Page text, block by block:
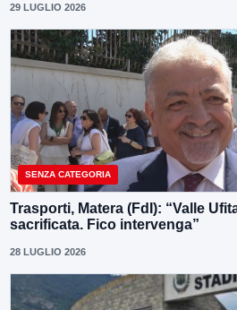
29 LUGLIO 2026
SENZA CATEGORIA
Trasporti, Matera (FdI): “Valle
sacrificata. Fico intervenga”
28 LUGLIO 2026